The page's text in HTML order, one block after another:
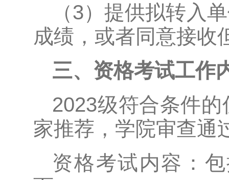
（3）提供拟转入
成绩，或者同意接收
三、资格考试工作
2023级符合条件
家推荐，学院审查通
资格考试内容：